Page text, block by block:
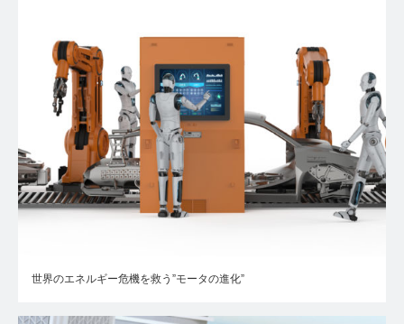
世界のエネルギー危機を救う”モータの進化”